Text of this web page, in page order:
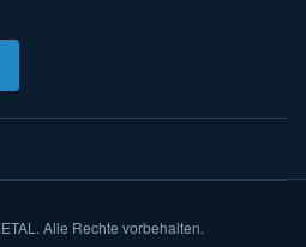
Alle Rechte vorbehalten.